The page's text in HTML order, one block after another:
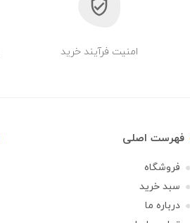
امنیت فرآیند خرید
فهرست اصلی
فروشگاه
سبد خرید
درباره ما